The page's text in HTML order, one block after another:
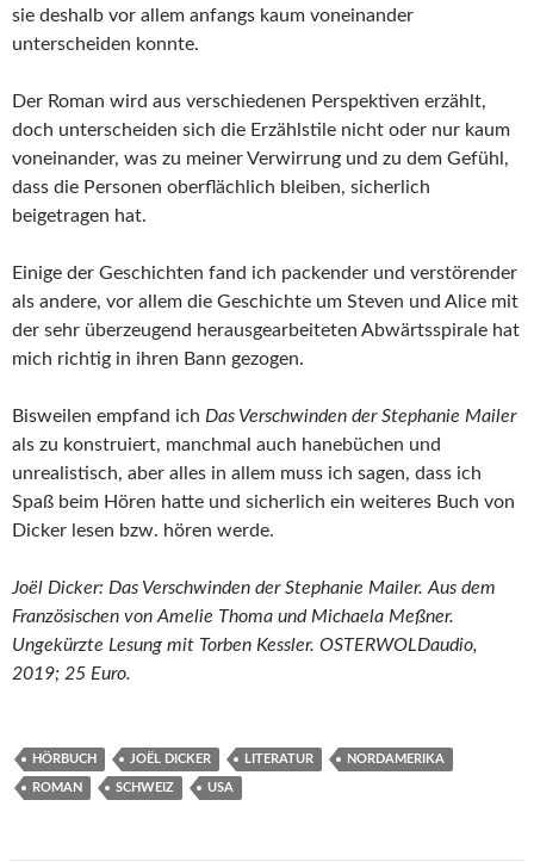
sie deshalb vor allem anfangs kaum voneinander
unterscheiden konnte.
Der Roman wird aus verschiedenen Perspektiven erzählt,
doch unterscheiden sich die Erzählstile nicht oder nur kaum
voneinander, was zu meiner Verwirrung und zu dem Gefühl,
dass die Personen oberflächlich bleiben, sicherlich
beigetragen hat.
Einige der Geschichten fand ich packender und verstörender
als andere, vor allem die Geschichte um Steven und Alice mit
der sehr überzeugend herausgearbeiteten Abwärtsspirale hat
mich richtig in ihren Bann gezogen.
Bisweilen empfand ich Das Verschwinden der Stephanie Mailer
als zu konstruiert, manchmal auch hanebüchen und
unrealistisch, aber alles in allem muss ich sagen, dass ich
Spaß beim Hören hatte und sicherlich ein weiteres Buch von
Dicker lesen bzw. hören werde.
Joël Dicker: Das Verschwinden der Stephanie Mailer. Aus dem
Französischen von Amelie Thoma und Michaela Meßner.
Ungekürzte Lesung mit Torben Kessler. OSTERWOLDaudio,
2019; 25 Euro.
HÖRBUCH JOËL DICKER LITERATUR NORDAMERIKA
ROMAN SCHWEIZ USA